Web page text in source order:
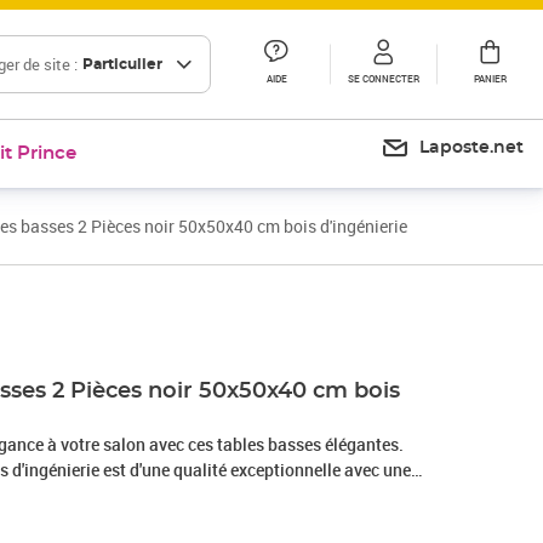
de site : Particulier
AIDE SE CONNECTER PANIER
Prince Laposte.net
basses 2 Pièces noir 50x50x40 cm bois d'ingénierie
2 Pièces noir 50x50x40 cm bois
à votre salon avec ces tables basses élégantes.
d'ingénierie est d'une qualité exceptionnelle avec une
résistance, stabilité et résistance à